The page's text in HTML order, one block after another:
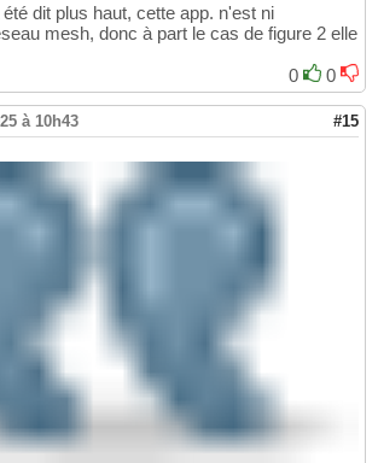
dit plus haut, cette app. n'est ni
mesh, donc à part le cas de figure 2 elle
0
0
à 10h43 #15